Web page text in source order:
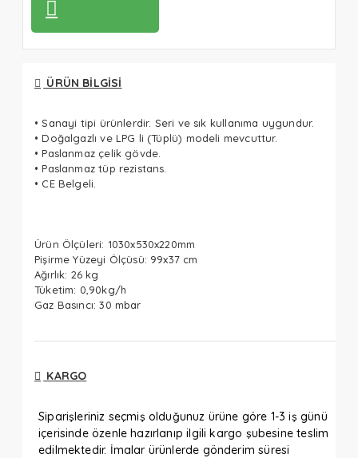
ÜRÜN BILGISI
• Sanayi tipi ürünlerdir. Seri ve sık kullanıma uygundur.
• Doğalgazlı ve LPG li (Tüplü) modeli mevcuttur.
• Paslanmaz çelik gövde.
• Paslanmaz tüp rezistans.
• CE Belgeli.
Ürün Ölçüleri: 1030x530x220mm
Pişirme Yüzeyi Ölçüsü: 99x37 cm
Ağırlık: 26 kg
Tüketim: 0,90kg/h
Gaz Basıncı: 30 mbar
KARGO
Siparişleriniz seçmiş olduğunuz ürüne göre 1-3 iş günü
içerisinde özenle hazırlanıp ilgili kargo şubesine teslim
edilmektedir. İmalar ürünlerde gönderim süresi